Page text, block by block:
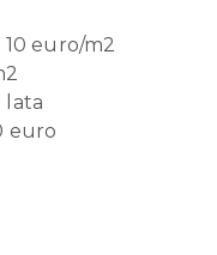
euro/m2
lata
euro